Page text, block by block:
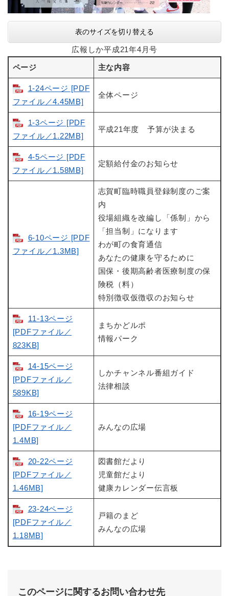
表のサイズを切り替える
広報しか平成21年4月号
ページ 主な内容
1-24ページ [PDF
ファイル／4.45MB]
全体ページ
1-3ページ [PDF
ファイル／1.22MB]
平成21年度 予算が決まる
4-5ページ [PDF
ファイル／1.58MB]
定額給付金のお知らせ
6-10ページ [PDF
ファイル／1.3MB]
志賀町臨時職員登録制度のご案
内
役場組織を改編し「係制」から
「担当制」になります
わが町の食育通信
あなたの健康を守るために
国保・後期高齢者医療制度の保
険税（料）
特別徴収仮徴収のお知らせ
11-13ページ
[PDFファイル／
823KB]
まちかどルポ
情報パーク
14-15ページ
[PDFファイル／
589KB]
しかチャンネル番組ガイド
法律相談
16-19ページ
[PDFファイル／
1.4MB]
みんなの広場
20-22ページ
[PDFファイル／
1.46MB]
図書館だより
児童館だより
健康カレンダー伝言板
23-24ページ
[PDFファイル／
1.18MB]
戸籍のまど
みんなの広場
このページに関するお問い合わせ先